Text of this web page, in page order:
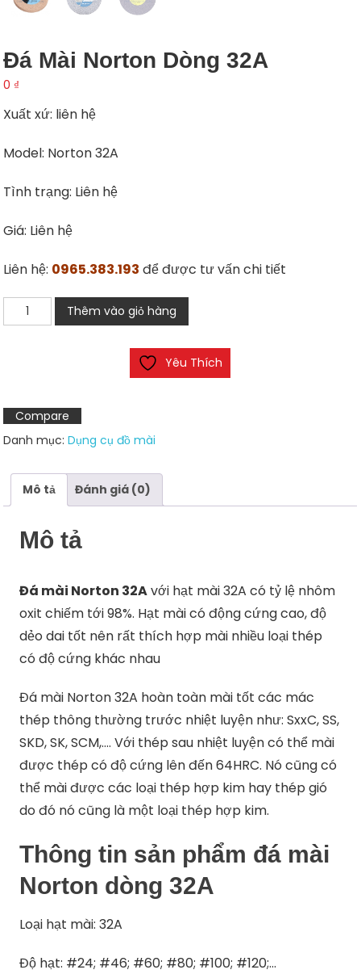
Đá Mài Norton Dòng 32A
0 ₫
Xuất xứ: liên hệ
Model: Norton 32A
Tình trạng: Liên hệ
Giá: Liên hệ
Liên hệ: 0965.383.193 để được tư vấn chi tiết
mài
số
lượng
Thêm vào giỏ hàng
Yêu Thích
Compare
Danh mục:Dụng cụ đồ mài
Mô tả Đánh giá (0)
Mô tả
Đá mài Norton 32Avới hạt mài 32A có tỷ lệ nhôm
oxit chiếm tới 98%. Hạt mài có động cứng cao, độ
dẻo dai tốt nên rất thích hợp mài nhiều loại thép
có độ cứng khác nhau
Đá mài Norton 32A hoàn toàn mài tốt các mác
thép thông thường trước nhiệt luyện như: SxxC, SS,
SKD, SK, SCM,…. Với thép sau nhiệt luyện có thể mài
được thép có độ cứng lên đến 64HRC. Nó cũng có
thể mài được các loại thép hợp kim hay thép gió
do đó nó cũng là một loại thép hợp kim.
Thông tin sản phẩm đá mài
Norton dòng 32A
Loại hạt mài: 32A
Độ hạt: #24; #46; #60; #80; #100; #120;…